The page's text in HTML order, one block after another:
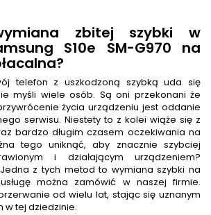
zbitej szybki w
S10e SM-G970 na
telefon z uszkodzoną szybką uda się
myśli wiele osób. Są oni przekonani że
życia urządzeniu jest oddanie
serwisu. Niestety to z kolei wiąże się z
bardzo długim czasem oczekiwania na
tego uniknąć, aby znacznie szybciej
i działającym urządzeniem?
z tych metod to wymiana szybki na
można zamówić w naszej firmie.
od wielu lat, stając się uznanym
w tej dziedzinie.